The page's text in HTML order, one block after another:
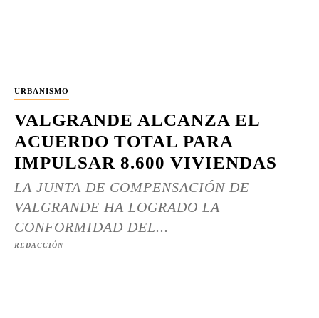
URBANISMO
VALGRANDE ALCANZA EL
ACUERDO TOTAL PARA
IMPULSAR 8.600 VIVIENDAS
LA JUNTA DE COMPENSACIÓN DE
VALGRANDE HA LOGRADO LA
CONFORMIDAD DEL...
REDACCIÓN